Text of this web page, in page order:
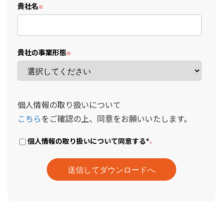
貴社名
貴社の事業形態
個人情報の取り扱いについて
こちらをご確認の上、同意をお願いいたします。
個人情報の取り扱いについて同意する*